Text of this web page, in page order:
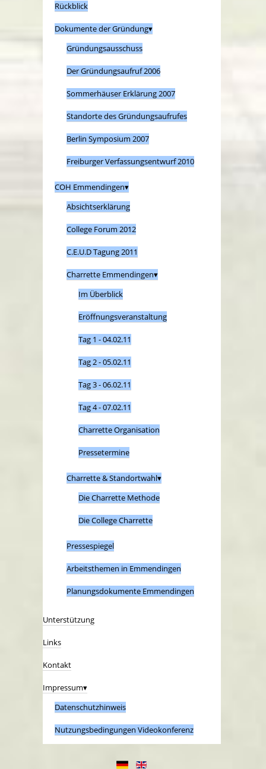
Rückblick
Dokumente der Gründung
Gründungsausschuss
Der Gründungsaufruf 2006
Sommerhäuser Erklärung 2007
Standorte des Gründungsaufrufes
Berlin Symposium 2007
Freiburger Verfassungsentwurf 2010
COH Emmendingen
Absichtserklärung
College Forum 2012
C.E.U.D Tagung 2011
Charrette Emmendingen
Im Überblick
Eröffnungsveranstaltung
Tag 1 - 04.02.11
Tag 2 - 05.02.11
Tag 3 - 06.02.11
Tag 4 - 07.02.11
Charrette Organisation
Pressetermine
Charrette & Standortwahl
Die Charrette Methode
Die College Charrette
Pressespiegel
Arbeitsthemen in Emmendingen
Planungsdokumente Emmendingen
Unterstützung
Links
Kontakt
Impressum
Datenschutzhinweis
Nutzungsbedingungen Videokonferenz